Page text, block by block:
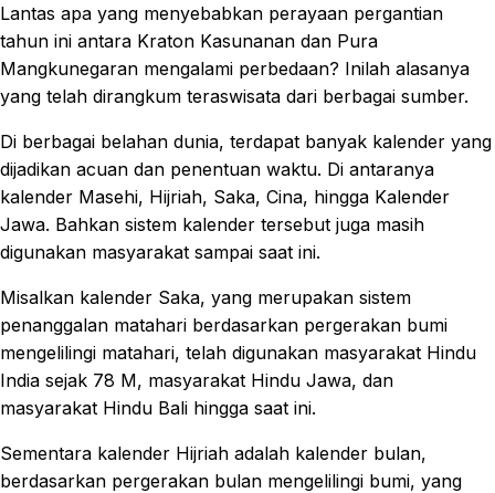
Lantas apa yang menyebabkan perayaan pergantian
tahun ini antara Kraton Kasunanan dan Pura
Mangkunegaran mengalami perbedaan? Inilah alasanya
yang telah dirangkum teraswisata dari berbagai sumber.
Di berbagai belahan dunia, terdapat banyak kalender yang
dijadikan acuan dan penentuan waktu. Di antaranya
kalender Masehi, Hijriah, Saka, Cina, hingga Kalender
Jawa. Bahkan sistem kalender tersebut juga masih
digunakan masyarakat sampai saat ini.
Misalkan kalender Saka, yang merupakan sistem
penanggalan matahari berdasarkan pergerakan bumi
mengelilingi matahari, telah digunakan masyarakat Hindu
India sejak 78 M, masyarakat Hindu Jawa, dan
masyarakat Hindu Bali hingga saat ini.
Sementara kalender Hijriah adalah kalender bulan,
berdasarkan pergerakan bulan mengelilingi bumi, yang